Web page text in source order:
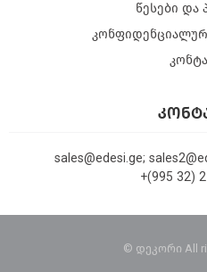
წესები და
sales@edesi.ge;
+(995 32)
© დეკორი All